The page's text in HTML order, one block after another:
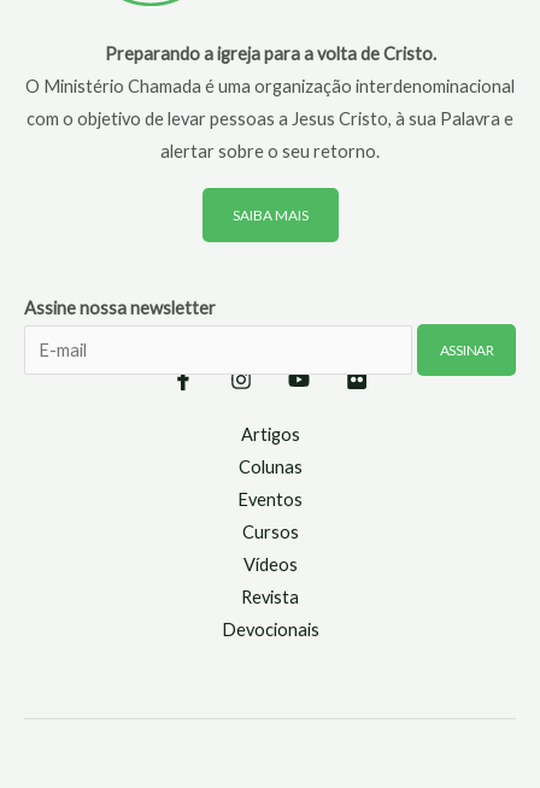
Preparando a igreja para a volta de Cristo.
O Ministério Chamada é uma organização interdenominacional
com o objetivo de levar pessoas a Jesus Cristo, à sua Palavra e
alertar sobre o seu retorno.
SAIBA MAIS
Assine nossa newsletter
Artigos
Colunas
Eventos
Cursos
Vídeos
Revista
Devocionais